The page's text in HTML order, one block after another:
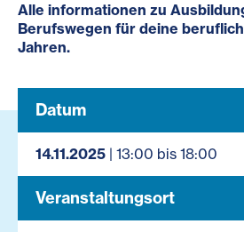
Alle informationen zu
Berufswegen für deine
Jahren.
Datum
14.11.2025 | 13:00 bis 18:00
Veranstaltungsort